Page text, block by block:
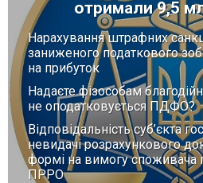
отримали 9,5
Нарахування штрафних
заниженого податкового
на прибуток
Надаєте фізособам
не оподатковується ПДФО?
Відповідальність суб’єкта
невидачі розрахункового
формі на вимогу споживача
ПРРО